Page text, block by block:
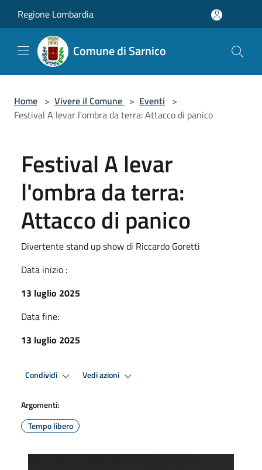
Regione Lombardia
Comune di Sarnico
Home > Vivere il Comune > Eventi >
Festival A levar l'ombra da terra: Attacco di panico
Festival A levar
l'ombra da terra:
Attacco di panico
Divertente stand up show di Riccardo Goretti
Data inizio :
13 luglio 2025
Data fine:
13 luglio 2025
Condividi Vedi azioni
Argomenti:
Tempo libero